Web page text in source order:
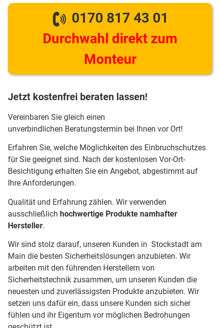
0170 817 43 01
Durchwahl direkt zum
Monteur
Jetzt kostenfrei beraten lassen!
Vereinbaren Sie gleich einen
unverbindlichen Beratungstermin bei Ihnen vor Ort!
Erfahren Sie, welche Möglichkeiten des Einbruchschutzes
für Sie geeignet sind. Nach der kostenlosen Vor-Ort-
Besichtigung erhalten Sie ein Angebot, abgestimmt auf
Ihre Anforderungen.
Qualität und Erfahrung zählen. Wir verwenden
ausschließlich hochwertige Produkte namhafter
Hersteller.
Wir sind stolz darauf, unseren Kunden in Stockstadt am
Main die besten Sicherheitslösungen anzubieten. Wir
arbeiten mit den führenden Herstellern von
Sicherheitstechnik zusammen, um unseren Kunden die
neuesten und zuverlässigsten Produkte anzubieten. Wir
setzen uns dafür ein, dass unsere Kunden sich sicher
fühlen und ihr Eigentum vor möglichen Bedrohungen